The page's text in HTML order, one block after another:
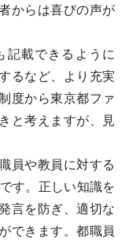
からは喜びの声が
載できるように
るなど、より充実
度から東京都ファ
と考えますが、見
員や教員に対する
す。正しい知識を
言を防ぎ、適切な
できます。都職員